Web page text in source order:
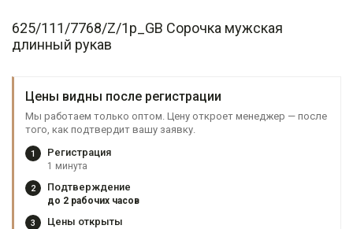
625/111/7768/Z/1p_GB Сорочка мужская
длинный рукав
Цены видны после регистрации
Мы работаем только оптом. Цену откроет менеджер — после
того, как подтвердит вашу заявку.
1 Регистрация
1 минута
2 Подтверждение
до 2 рабочих часов
3 Цены открыты